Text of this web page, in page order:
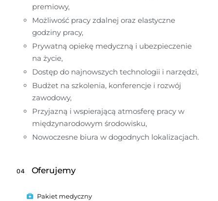
premiowy,
Możliwość pracy zdalnej oraz elastyczne
godziny pracy,
Prywatną opiekę medyczną i ubezpieczenie
na życie,
Dostęp do najnowszych technologii i narzędzi,
Budżet na szkolenia, konferencje i rozwój
zawodowy,
Przyjazną i wspierającą atmosferę pracy w
międzynarodowym środowisku,
Nowoczesne biura w dogodnych lokalizacjach.
04 Oferujemy
Pakiet medyczny